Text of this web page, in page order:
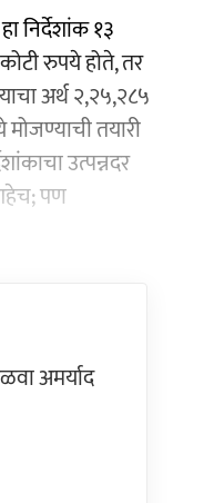
निर्देशांक १३
रुपये होते, तर
अर्थ २,२५,२८५
तयारी
उत्पन्नदर
पण
अमर्याद